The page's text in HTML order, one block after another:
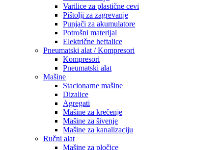
Varilice za plastične cevi
Pištolji za zagrevanje
Punjači za akumulatore
Potrošni materijal
Električne heftalice
Pneumatski alat / Kompresori
Kompresori
Pneumatski alat
Mašine
Stacionarne mašine
Dizalice
Agregati
Mašine za krečenje
Mašine za šivenje
Mašine za kanalizaciju
Ručni alat
Mašine za pločice